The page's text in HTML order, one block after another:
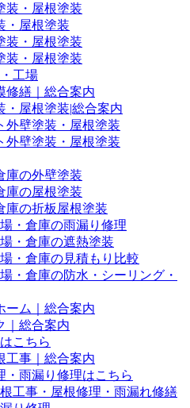
装・屋根塗装
・屋根塗装
装・屋根塗装
装・屋根塗装
工場
修繕｜総合案内
・屋根塗装|総合案内
外壁塗装・屋根塗装
外壁塗装・屋根塗装
庫の外壁塗装
庫の屋根塗装
庫の折板屋根塗装
・倉庫の雨漏り修理
・倉庫の遮熱塗装
・倉庫の見積もり比較
・倉庫の防水・シーリング・
ーム｜総合案内
｜総合案内
こちら
工事｜総合案内
・雨漏り修理はこちら
工事・屋根修理・雨漏れ修繕